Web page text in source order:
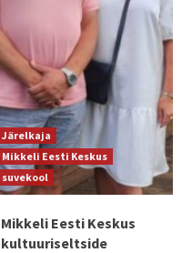
Järelkaja
Mikkeli Eesti Keskus
suvekool
Mikkeli Eesti Keskus
kultuuriseltside